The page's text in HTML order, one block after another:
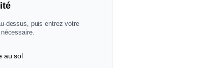
dessus, puis entrez votre
au sol